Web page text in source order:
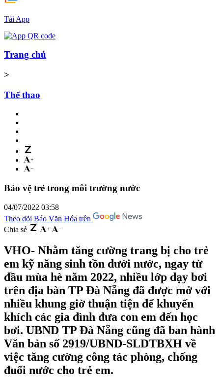
Tải App
Trang chủ
>
Thể thao
Bảo vệ trẻ trong môi trường nước
04/07/2022 03:58
Theo dõi Báo Văn Hóa trên
Chia sẻ
VHO- Nhằm tăng cường trang bị cho trẻ
em kỹ năng sinh tồn dưới nước, ngay từ
đầu mùa hè năm 2022, nhiều lớp dạy bơi
trên địa bàn TP Đà Nẵng đã được mở với
nhiều khung giờ thuận tiện để khuyến
khích các gia đình đưa con em đến học
bơi. UBND TP Đà Nẵng cũng đã ban hành
Văn bản số 2919/UBND-SLDTBXH về
việc tăng cường công tác phòng, chống
đuối nước cho trẻ em.